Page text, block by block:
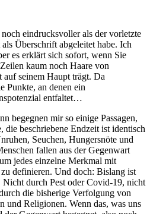
eindrucksvoller als der vorletzte
Überschrift abgeleitet habe. Ich
es erklärt sich sofort, wenn Sie
kaum noch Haare von
auf seinem Haupt trägt. Da
Punkte, an denen ein
entfaltet…
begegnen mir so einige Passagen,
die beschriebene Endzeit ist identisch
Seuchen, Hungersnöte und
fallen aus der Gegenwart
jedes einzelne Merkmal mit
definieren. Und doch: Bislang ist
Nicht durch Pest oder Covid-19, nicht
die bisherige Verfolgung von
und Religionen. Wenn das, was uns